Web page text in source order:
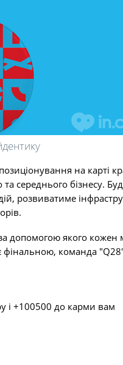
на карті
середнього бізнесу.
розвиватиме
за допомогою якого
фінальною, команда
і +100500 до карми вам